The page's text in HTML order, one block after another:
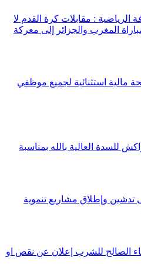
: مقابلات كرة القدم لا
المغرب والجزائر إلى معركة
استثنائية لجميع موظفي
للسدة العالية بالله بمناسبة
وإطلاق مشاريع تنموية
الصالح للشرب إعلان عن نقص او